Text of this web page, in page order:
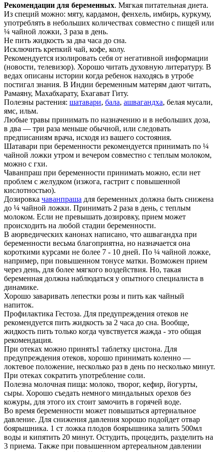
Рекомендации для беременных. Мягкая питательная диета.
Из специй можно: мяту, кардамон, фенхель, имбирь, куркуму,
употреблять в небольших количествах совместно с пищей или
¼ чайной ложки, 3 раза в день.
Не пить жидкость за два часа до сна.
Исключить крепкий чай, кофе, колу.
Рекомендуется изолировать себя от негативной информации
(новости, телевизор). Хорошо читать духовную литературу. В
ведах описаны истории когда ребенок находясь в утробе
постигал знания. В Индии беременным матерям дают читать,
Рамаяну, Махабхарату, Бхагават Гиту.
Полезны растения: шатавари, бала, ашвагандха, белая мусали,
ямс, ильм.
Любые травы принимать по назначению и в небольших доза,
в два — три раза меньше обычной, или следовать
предписаниям врача, исходя из вашего состояния.
Шатавари при беременности рекомендуется принимать по ¼
чайной ложки утром и вечером совместно с теплым молоком,
можно с гхи.
Чаванпраш при беременности принимать можно, если нет
проблем с желудком (изжога, гастрит с повышенной
кислотностью).
Дозировка чаванпраша для беременных должна быть снижена
до ¼ чайной ложки. Принимать 2 раза в день, с теплым
молоком. Если не превышать дозировку, прием может
происходить на любой стадии беременности.
В аюрведических канонах написано, что ашвагандха при
беременности весьма благоприятна, но назначается она
короткими курсами не более 7 - 10 дней. По ¼ чайной ложке,
например, при повышенном тонусе матки. Возможен прием
через день, для более мягкого воздействия. Но, такая
беременная должна наблюдаться у опытного специалиста в
динамике.
Хорошо заваривать лепестки розы и пить как чайный
напиток.
Профилактика Гестоза. Для предупреждения отеков не
рекомендуется пить жидкость за 2 часа до сна. Вообще,
жидкость пить только когда чувствуется жажда - это общая
рекомендация.
При отеках можно принять1 таблетку цистона. Для
предупреждения отеков, хорошо принимать коленно —
локтевое положение, несколько раз в день по несколько минут.
При отеках сократить употребление соли.
Полезна молочная пища: молоко, творог, кефир, йогурты,
сыры. Хорошо съедать немного миндальных орехов без
кожуры, для этого их стоит замочить в горячей воде.
Во время беременности может повышаться артериальное
давление. Для снижения давления хорошо подойдет отвар
боярышника. 1 ст ложка плодов боярышника залить 500мл
воды и кипятить 20 минут. Остудить, процедить, разделить на
3 приема. Также при повышенном артереальном давлении